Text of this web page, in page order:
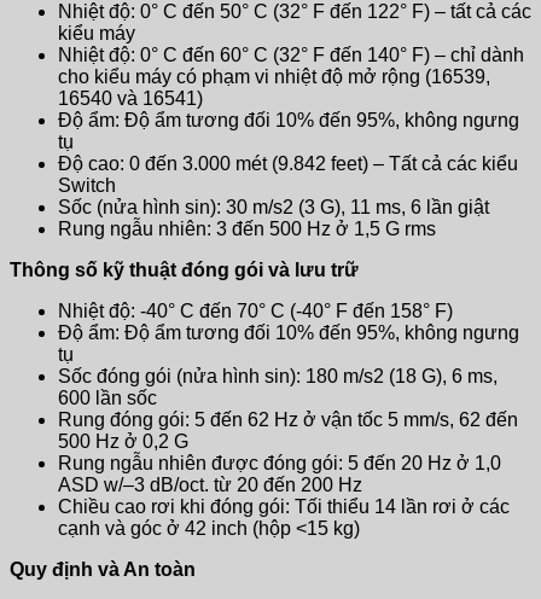
Nhiệt độ: 0° C đến 50° C (32° F đến 122° F) – tất cả các
kiểu máy
Nhiệt độ: 0° C đến 60° C (32° F đến 140° F) – chỉ dành
cho kiểu máy có phạm vi nhiệt độ mở rộng (16539,
16540 và 16541)
Độ ẩm: Độ ẩm tương đối 10% đến 95%, không ngưng
tụ
Độ cao: 0 đến 3.000 mét (9.842 feet) – Tất cả các kiểu
Switch
Sốc (nửa hình sin): 30 m/s2 (3 G), 11 ms, 6 lần giật
Rung ngẫu nhiên: 3 đến 500 Hz ở 1,5 G rms
Thông số kỹ thuật đóng gói và lưu trữ
Nhiệt độ: -40° C đến 70° C (-40° F đến 158° F)
Độ ẩm: Độ ẩm tương đối 10% đến 95%, không ngưng
tụ
Sốc đóng gói (nửa hình sin): 180 m/s2 (18 G), 6 ms,
600 lần sốc
Rung đóng gói: 5 đến 62 Hz ở vận tốc 5 mm/s, 62 đến
500 Hz ở 0,2 G
Rung ngẫu nhiên được đóng gói: 5 đến 20 Hz ở 1,0
ASD w/–3 dB/oct. từ 20 đến 200 Hz
Chiều cao rơi khi đóng gói: Tối thiểu 14 lần rơi ở các
cạnh và góc ở 42 inch (hộp <15 kg)
Quy định và An toàn